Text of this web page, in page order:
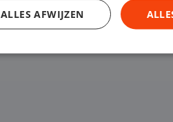
ALLES AFWIJZEN